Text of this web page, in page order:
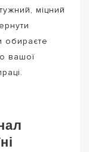
міцний
обираєте
вашої